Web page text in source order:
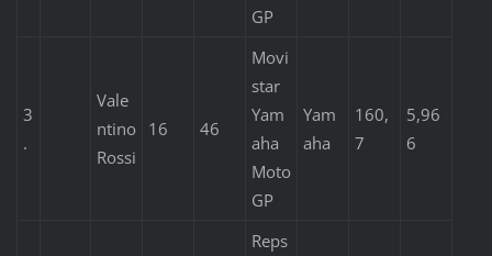
GP
3
.
Vale
ntino
Rossi
16 46
Movi
star
Yam
aha
Moto
GP
Yam
aha
160,
7
5,96
6
Reps